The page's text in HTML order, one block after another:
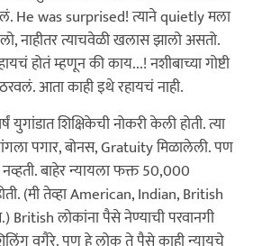
He was surprised! त्याने quietly मला
नाहीतर त्याचवेळी खलास झालो असतो.
होतं म्हणून की काय...! नशीबाच्या गोष्टी
ठरवलं. आता काही इथे रहायचं नाही.
युगांडात शिक्षिकेची नोकरी केली होती. त्या
पगार, बोनस, Gratuity मिळालेली. पण
बाहेर न्यायला फक्त 50,000
(मी तेव्हा American, Indian, British
लोकांना पैसे नेण्याची परवानगी